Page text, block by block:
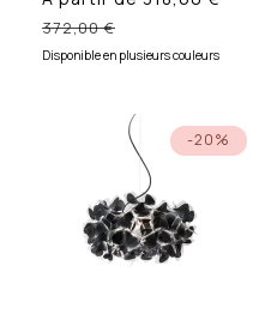
372,00 €
promotionnel
Disponible en plusieurs couleurs
-20%